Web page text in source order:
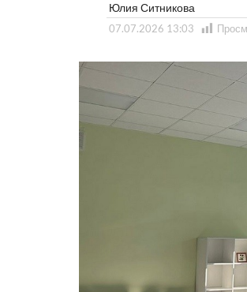
Юлия Ситникова
07.07.2026 13:03